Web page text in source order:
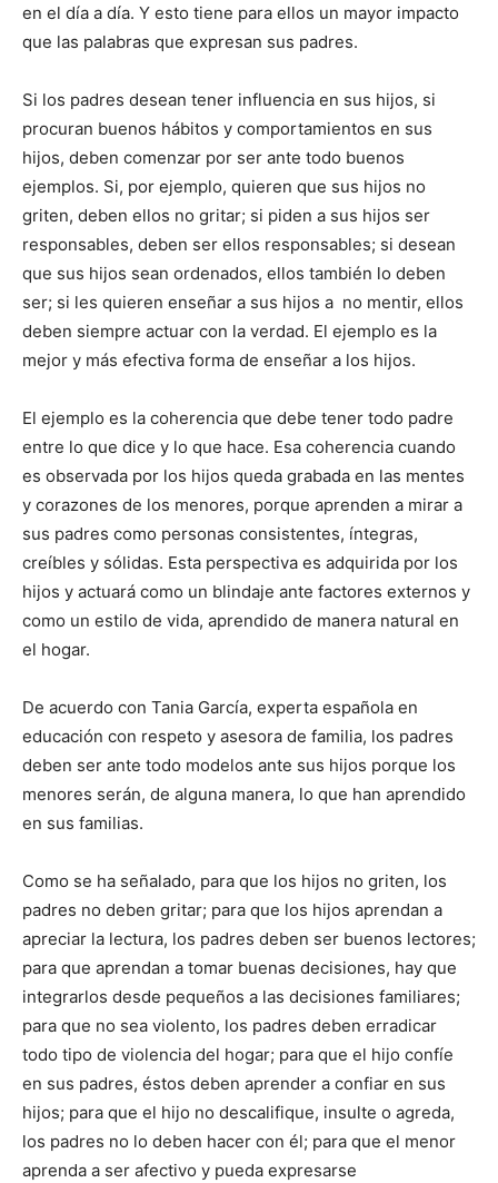
en el día a día. Y esto tiene para ellos un mayor impacto
que las palabras que expresan sus padres.
Si los padres desean tener influencia en sus hijos, si
procuran buenos hábitos y comportamientos en sus
hijos, deben comenzar por ser ante todo buenos
ejemplos. Si, por ejemplo, quieren que sus hijos no
griten, deben ellos no gritar; si piden a sus hijos ser
responsables, deben ser ellos responsables; si desean
que sus hijos sean ordenados, ellos también lo deben
ser; si les quieren enseñar a sus hijos a no mentir, ellos
deben siempre actuar con la verdad. El ejemplo es la
mejor y más efectiva forma de enseñar a los hijos.
El ejemplo es la coherencia que debe tener todo padre
entre lo que dice y lo que hace. Esa coherencia cuando
es observada por los hijos queda grabada en las mentes
y corazones de los menores, porque aprenden a mirar a
sus padres como personas consistentes, íntegras,
creíbles y sólidas. Esta perspectiva es adquirida por los
hijos y actuará como un blindaje ante factores externos y
como un estilo de vida, aprendido de manera natural en
el hogar.
De acuerdo con Tania García, experta española en
educación con respeto y asesora de familia, los padres
deben ser ante todo modelos ante sus hijos porque los
menores serán, de alguna manera, lo que han aprendido
en sus familias.
Como se ha señalado, para que los hijos no griten, los
padres no deben gritar; para que los hijos aprendan a
apreciar la lectura, los padres deben ser buenos lectores;
para que aprendan a tomar buenas decisiones, hay que
integrarlos desde pequeños a las decisiones familiares;
para que no sea violento, los padres deben erradicar
todo tipo de violencia del hogar; para que el hijo confíe
en sus padres, éstos deben aprender a confiar en sus
hijos; para que el hijo no descalifique, insulte o agreda,
los padres no lo deben hacer con él; para que el menor
aprenda a ser afectivo y pueda expresarse